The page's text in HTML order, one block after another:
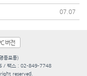
07.07
버전
등포동)
/ 팩스 : 02-849-7748
reserved.